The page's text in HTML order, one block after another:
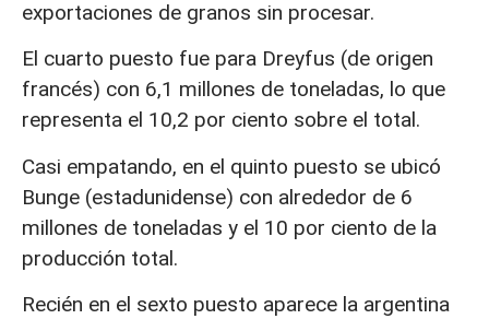
exportaciones de granos sin procesar.
El cuarto puesto fue para Dreyfus (de origen
francés) con 6,1 millones de toneladas, lo que
representa el 10,2 por ciento sobre el total.
Casi empatando, en el quinto puesto se ubicó
Bunge (estadunidense) con alrededor de 6
millones de toneladas y el 10 por ciento de la
producción total.
Recién en el sexto puesto aparece la argentina